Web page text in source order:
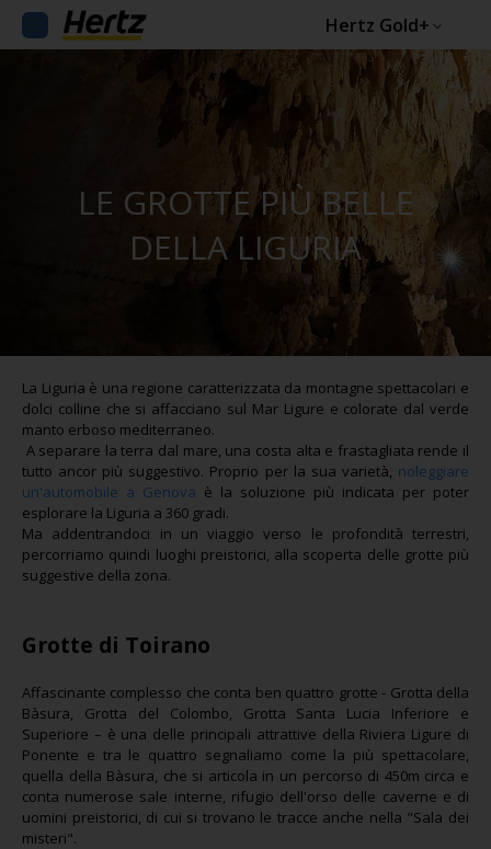
Hertz Gold+
LE GROTTE PIÙ BELLE
DELLA LIGURIA
La Liguria è una regione caratterizzata da montagne spettacolari e
dolci colline che si affacciano sul Mar Ligure e colorate dal verde
manto erboso mediterraneo.
A separare la terra dal mare, una costa alta e frastagliata rende il
tutto ancor più suggestivo. Proprio per la sua varietà, noleggiare
un'automobile a Genova è la soluzione più indicata per poter
esplorare la Liguria a 360 gradi.
Ma addentrandoci in un viaggio verso le profondità terrestri,
percorriamo quindi luoghi preistorici, alla scoperta delle grotte più
suggestive della zona.
Grotte di Toirano
Affascinante complesso che conta ben quattro grotte - Grotta della
Bàsura, Grotta del Colombo, Grotta Santa Lucia Inferiore e
Superiore – è una delle principali attrattive della Riviera Ligure di
Ponente e tra le quattro segnaliamo come la più spettacolare,
quella della Bàsura, che si articola in un percorso di 450m circa e
conta numerose sale interne, rifugio dell'orso delle caverne e di
uomini preistorici, di cui si trovano le tracce anche nella "Sala dei
misteri".